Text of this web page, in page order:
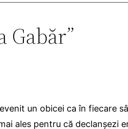
Gabăr”
un obicei ca în fiecare
ales pentru că declanșezi